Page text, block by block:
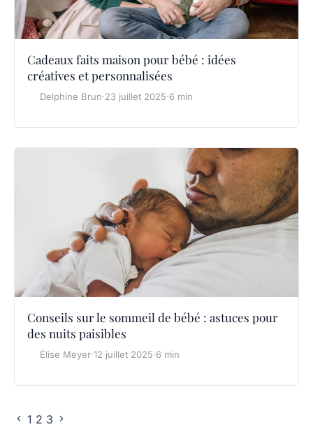
Cadeaux faits maison pour bébé : idées
créatives et personnalisées
Delphine Brun·23 juillet 2025·6 min
Conseils sur le sommeil de bébé : astuces pour
des nuits paisibles
Élise Meyer·12 juillet 2025·6 min
1 2 3